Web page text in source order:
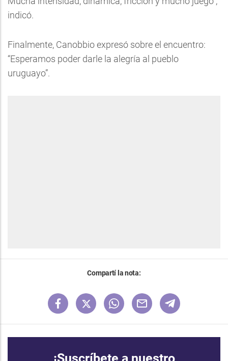
indicó.
Finalmente, Canobbio expresó sobre el encuentro:
“Esperamos poder darle la alegría al pueblo
uruguayo”.
Compartí la nota: